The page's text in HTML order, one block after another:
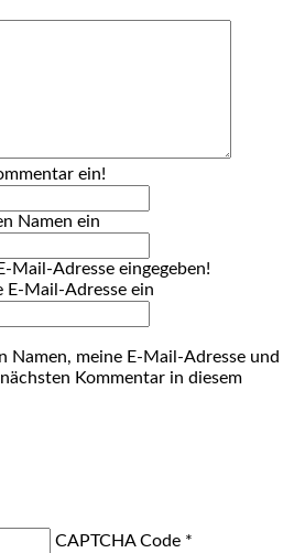
ein!
Namen ein
Mail-Adresse eingegeben!
E-Mail-Adresse ein
Namen, meine E-Mail-Adresse und
Kommentar in diesem
CAPTCHA Code *